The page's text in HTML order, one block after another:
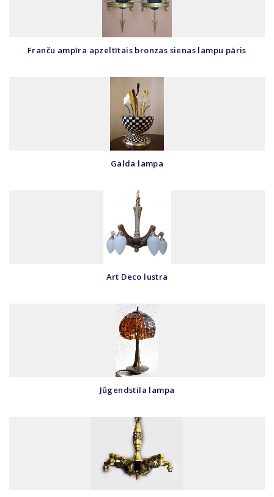
Franču ampīra apzeltītais bronzas sienas lampu pāris
Galda lampa
Art Deco lustra
Jūgendstila lampa